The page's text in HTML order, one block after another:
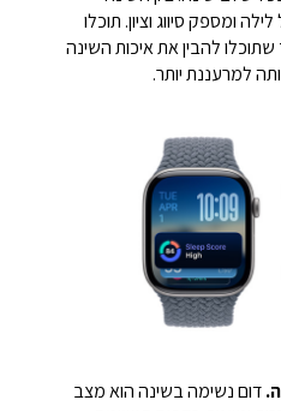
ומספק סיווג וציון. תוכלו
להבין את איכות השינה
למרעננת יותר.
דום נשימה בשינה הוא מצב